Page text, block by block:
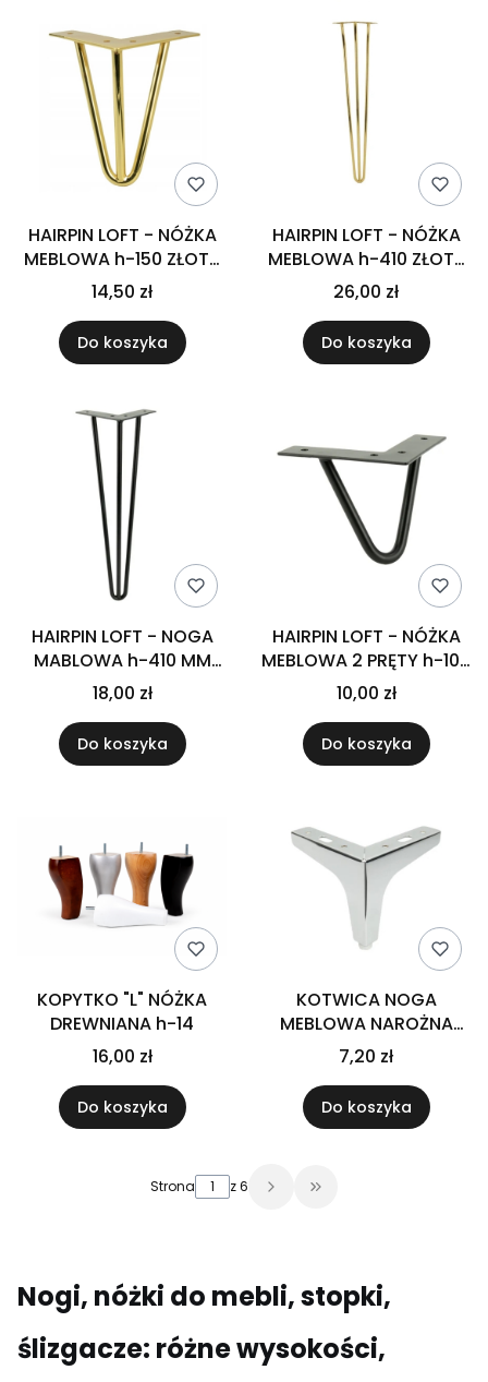
HAIRPIN LOFT - NÓŻKA
MEBLOWA h-150 ZŁOTY
CHROM
14,50 zł
Do koszyka
HAIRPIN LOFT - NÓŻKA
MEBLOWA h-410 ZŁOTY
CHROM
26,00 zł
Do koszyka
HAIRPIN LOFT - NOGA
MABLOWA h-410 MM
CZARNA
18,00 zł
Do koszyka
HAIRPIN LOFT - NÓŻKA
MEBLOWA 2 PRĘTY h-100
MM CZRNA
10,00 zł
Do koszyka
KOPYTKO "L" NÓŻKA
DREWNIANA h-14
16,00 zł
Do koszyka
KOTWICA NOGA
MEBLOWA NAROŻNA
CHROM h-100
7,20 zł
Do koszyka
Strona z 6 Przejdź do ostatniej
Nogi, nóżki do mebli, stopki,
ślizgacze: różne wysokości,